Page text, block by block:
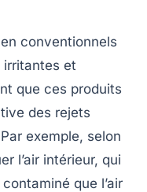
conventionnels
irritantes et
que ces produits
des rejets
exemple, selon
l’air intérieur, qui
que l’air